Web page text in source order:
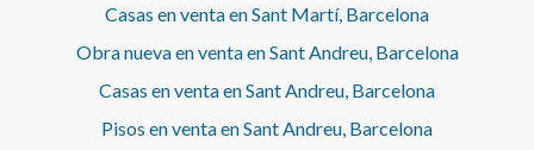
Casas en venta en Sant Martí, Barcelona
Obra nueva en venta en Sant Andreu, Barcelona
Casas en venta en Sant Andreu, Barcelona
Pisos en venta en Sant Andreu, Barcelona